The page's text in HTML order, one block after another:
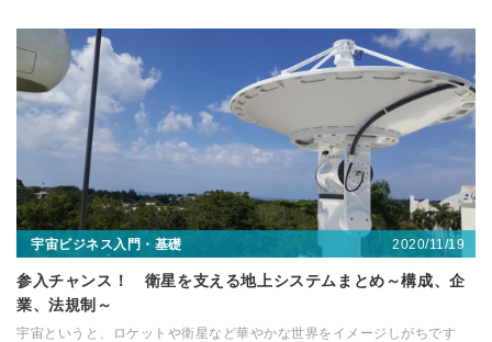
宇宙ビジネス入門・基礎 2020/11/19
参入チャンス！ 衛星を支える地上システムまとめ～構成、企
業、法規制～
宇宙というと、ロケットや衛星など華やかな世界をイメージしがちです